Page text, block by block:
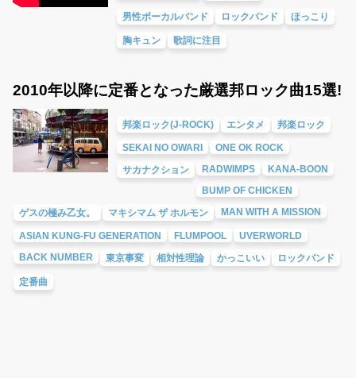
男性ボーカルバンド ロックバンド ほっこり
胸キュン 歌詞に注目
2010年以降に定番となった厳選邦ロック曲15選!
邦楽ロック(J-ROCK) エンタメ 邦楽ロック
SEKAI NO OWARI
ONE OK ROCK
サカナクション
RADWIMPS
KANA-BOON
BUMP OF CHICKEN
ゲスの極み乙女。
マキシマム ザ ホルモン MAN WITH A MISSION
ASIAN KUNG-FU GENERATION FLUMPOOL
UVERWORLD
BACK NUMBER
東京事変 相対性理論 かっこいい ロックバンド
定番曲